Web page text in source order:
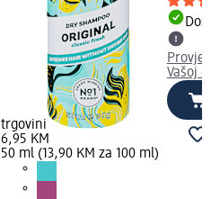
trgovini
6,95 KM
50 ml (13,90 KM za 100 ml)
Vašoj